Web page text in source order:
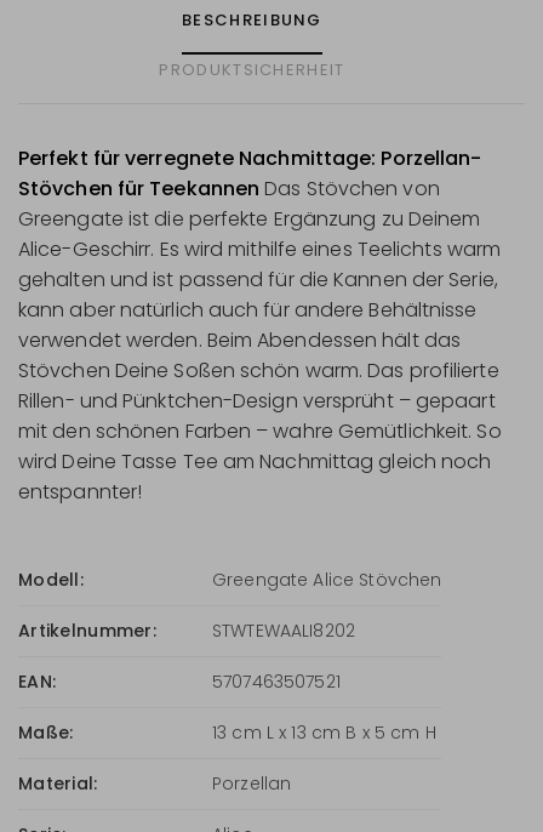
BESCHREIBUNG
PRODUKTSICHERHEIT
Perfekt für verregnete Nachmittage: Porzellan-
Stövchen für Teekannen Das Stövchen von
Greengate ist die perfekte Ergänzung zu Deinem
Alice-Geschirr. Es wird mithilfe eines Teelichts warm
gehalten und ist passend für die Kannen der Serie,
kann aber natürlich auch für andere Behältnisse
verwendet werden. Beim Abendessen hält das
Stövchen Deine Soßen schön warm. Das profilierte
Rillen- und Pünktchen-Design versprüht – gepaart
mit den schönen Farben – wahre Gemütlichkeit. So
wird Deine Tasse Tee am Nachmittag gleich noch
entspannter!
Modell: Greengate Alice Stövchen
Artikelnummer: STWTEWAALI8202
EAN: 5707463507521
Maße: 13 cm L x 13 cm B x 5 cm H
Material: Porzellan